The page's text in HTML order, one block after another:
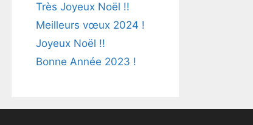
Très Joyeux Noël !!
Meilleurs vœux 2024 !
Joyeux Noël !!
Bonne Année 2023 !